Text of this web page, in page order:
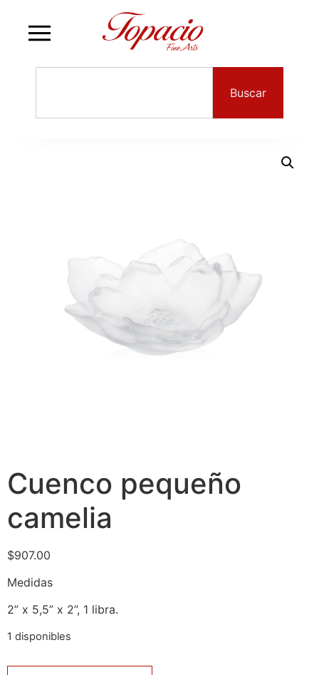
Buscar
Cuenco pequeño
camelia
$907.00
Medidas
2” x 5,5” x 2”, 1 libra.
1 disponibles